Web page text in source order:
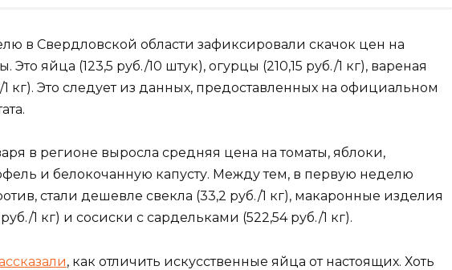
в Свердловской области зафиксировали скачок цен на
Это яйца (123,5 руб./10 штук), огурцы (210,15 руб./1 кг), вареная
1 кг). Это следует из данных, предоставленных на официальном
в регионе выросла средняя цена на томаты, яблоки,
и белокочанную капусту. Между тем, в первую неделю
стали дешевле свекла (33,2 руб./1 кг), макаронные изделия
1 кг) и сосиски с сардельками (522,54 руб./1 кг).
, как отличить искусственные яйца от настоящих. Хоть